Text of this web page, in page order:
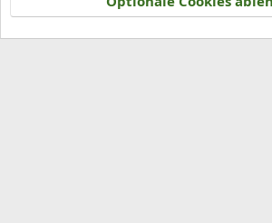
S
Community platform by XenForo® © 2010-